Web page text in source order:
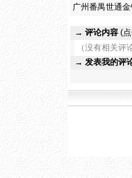
广州番禺世通
→ 评论内容 (
（没有相关评
→ 发表我的评